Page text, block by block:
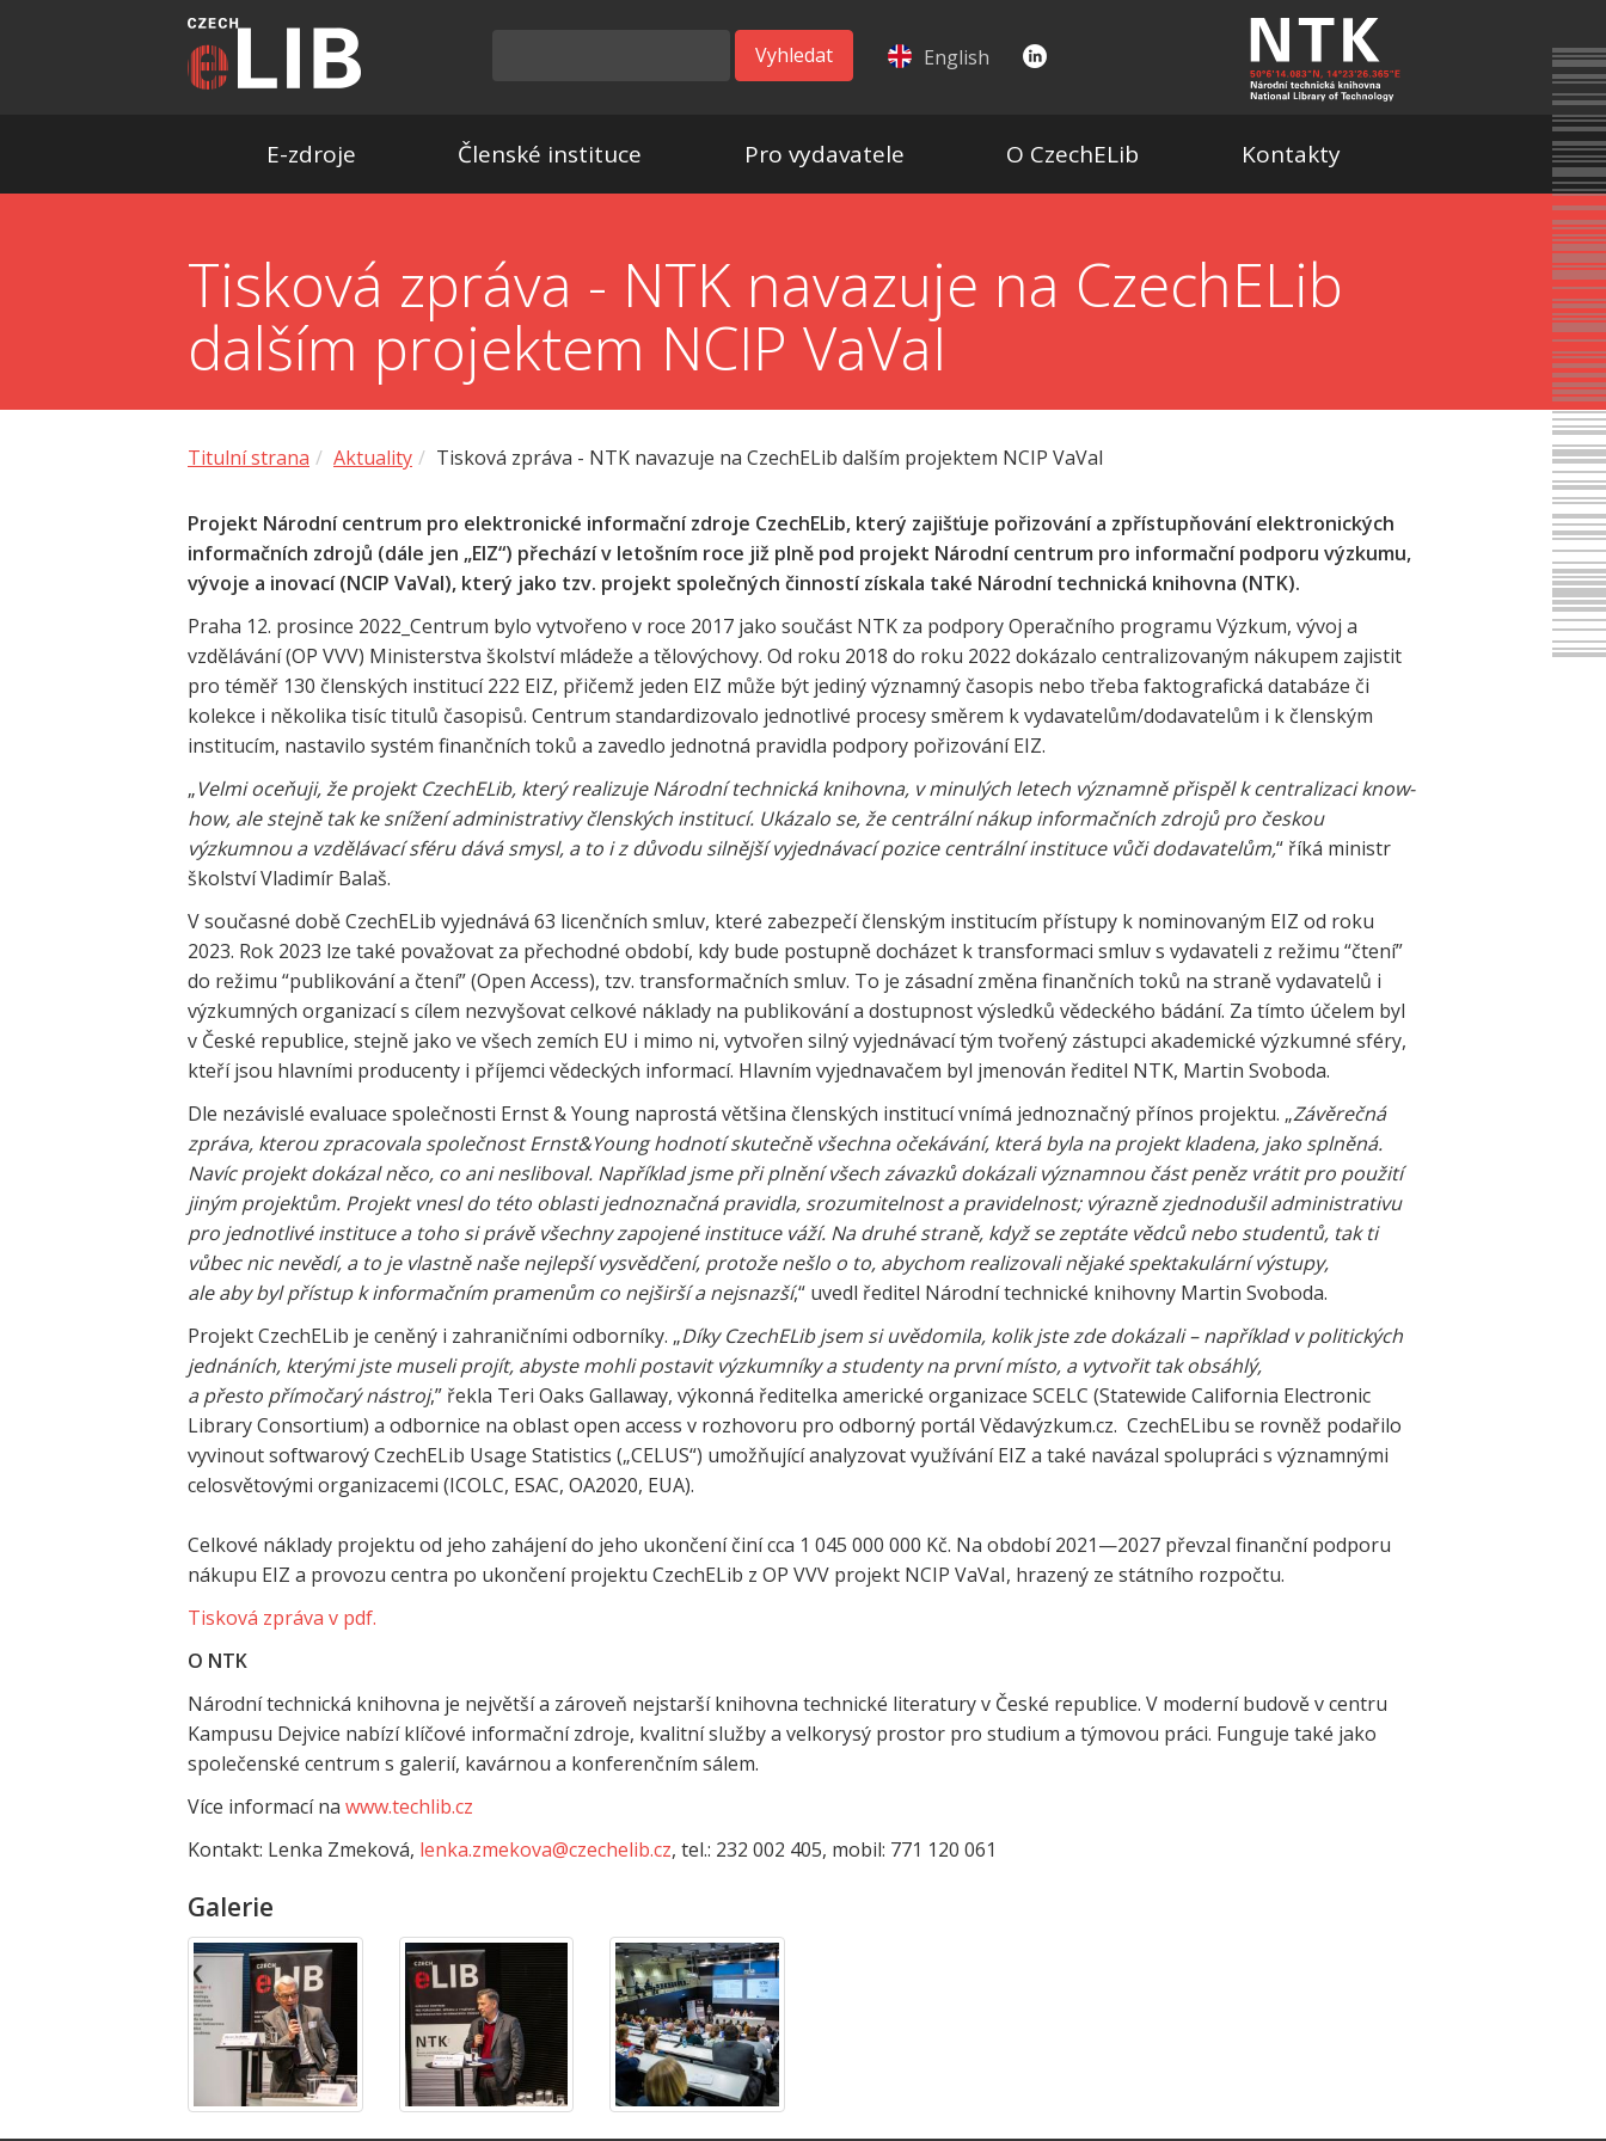
E-zdroje Členské instituce Pro vydavatele O CzechELib Kontakty
Vyhledat English
Tisková zpráva - NTK navazuje na CzechELib
dalším projektem NCIP VaVaI
Titulní strana Aktuality Tisková zpráva - NTK navazuje na CzechELib dalším projektem NCIP VaVaI
Projekt Národní centrum pro elektronické informační zdroje CzechELib, který zajišťuje pořizování a zpřístupňování elektronických
informačních zdrojů (dále jen „EIZ“) přechází v letošním roce již plně pod projekt Národní centrum pro informační podporu výzkumu,
vývoje a inovací (NCIP VaVaI), který jako tzv. projekt společných činností získala také Národní technická knihovna (NTK).
Praha 12. prosince 2022_Centrum bylo vytvořeno v roce 2017 jako součást NTK za podpory Operačního programu Výzkum, vývoj a
vzdělávání (OP VVV) Ministerstva školství mládeže a tělovýchovy. Od roku 2018 do roku 2022 dokázalo centralizovaným nákupem zajistit
pro téměř 130 členských institucí 222 EIZ, přičemž jeden EIZ může být jediný významný časopis nebo třeba faktografická databáze či
kolekce i několika tisíc titulů časopisů. Centrum standardizovalo jednotlivé procesy směrem k vydavatelům/dodavatelům i k členským
institucím, nastavilo systém finančních toků a zavedlo jednotná pravidla podpory pořizování EIZ.
„Velmi oceňuji, že projekt CzechELib, který realizuje Národní technická knihovna, v minulých letech významně přispěl k centralizaci know-
how, ale stejně tak ke snížení administrativy členských institucí. Ukázalo se, že centrální nákup informačních zdrojů pro českou
výzkumnou a vzdělávací sféru dává smysl, a to i z důvodu silnější vyjednávací pozice centrální instituce vůči dodavatelům,“ říká ministr
školství Vladimír Balaš.
V současné době CzechELib vyjednává 63 licenčních smluv, které zabezpečí členským institucím přístupy k nominovaným EIZ od roku
2023. Rok 2023 lze také považovat za přechodné období, kdy bude postupně docházet k transformaci smluv s vydavateli z režimu “čtení”
do režimu “publikování a čtení” (Open Access), tzv. transformačních smluv. To je zásadní změna finančních toků na straně vydavatelů i
výzkumných organizací s cílem nezvyšovat celkové náklady na publikování a dostupnost výsledků vědeckého bádání. Za tímto účelem byl
v České republice, stejně jako ve všech zemích EU i mimo ni, vytvořen silný vyjednávací tým tvořený zástupci akademické výzkumné sféry,
kteří jsou hlavními producenty i příjemci vědeckých informací. Hlavním vyjednavačem byl jmenován ředitel NTK, Martin Svoboda.
Dle nezávislé evaluace společnosti Ernst & Young naprostá většina členských institucí vnímá jednoznačný přínos projektu. „Závěrečná
zpráva, kterou zpracovala společnost Ernst&Young hodnotí skutečně všechna očekávání, která byla na projekt kladena, jako splněná.
Navíc projekt dokázal něco, co ani nesliboval. Například jsme při plnění všech závazků dokázali významnou část peněz vrátit pro použití
jiným projektům. Projekt vnesl do této oblasti jednoznačná pravidla, srozumitelnost a pravidelnost; výrazně zjednodušil administrativu
pro jednotlivé instituce a toho si právě všechny zapojené instituce váží. Na druhé straně, když se zeptáte vědců nebo studentů, tak ti
vůbec nic nevědí, a to je vlastně naše nejlepší vysvědčení, protože nešlo o to, abychom realizovali nějaké spektakulární výstupy,
ale aby byl přístup k informačním pramenům co nejširší a nejsnazší,“ uvedl ředitel Národní technické knihovny Martin Svoboda.
Projekt CzechELib je ceněný i zahraničními odborníky. „Díky CzechELib jsem si uvědomila, kolik jste zde dokázali – například v politických
jednáních, kterými jste museli projít, abyste mohli postavit výzkumníky a studenty na první místo, a vytvořit tak obsáhlý,
a přesto přímočarý nástroj,” řekla Teri Oaks Gallaway, výkonná ředitelka americké organizace SCELC (Statewide California Electronic
Library Consortium) a odbornice na oblast open access v rozhovoru pro odborný portál Vědavýzkum.cz. CzechELibu se rovněž podařilo
vyvinout softwarový CzechELib Usage Statistics („CELUS“) umožňující analyzovat využívání EIZ a také navázal spolupráci s významnými
celosvětovými organizacemi (ICOLC, ESAC, OA2020, EUA).
Celkové náklady projektu od jeho zahájení do jeho ukončení činí cca 1 045 000 000 Kč. Na období 2021—2027 převzal finanční podporu
nákupu EIZ a provozu centra po ukončení projektu CzechELib z OP VVV projekt NCIP VaVaI, hrazený ze státního rozpočtu.
Tisková zpráva v pdf.
O NTK
Národní technická knihovna je největší a zároveň nejstarší knihovna technické literatury v České republice. V moderní budově v centru
Kampusu Dejvice nabízí klíčové informační zdroje, kvalitní služby a velkorysý prostor pro studium a týmovou práci. Funguje také jako
společenské centrum s galerií, kavárnou a konferenčním sálem.
Více informací na www.techlib.cz
Kontakt: Lenka Zmeková, lenka.zmekova@czechelib.cz, tel.: 232 002 405, mobil: 771 120 061
Galerie